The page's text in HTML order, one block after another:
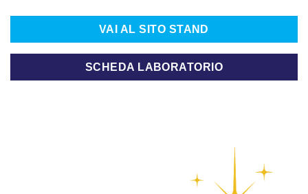
VAI AL SITO STAND
SCHEDA LABORATORIO